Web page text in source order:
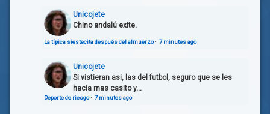
Unicojete
Chino andalú exite.
La típica siestecita después del almuerzo· 7 minutes ago
Unicojete
Si vistieran asi, las del futbol, seguro que se les
hacia mas casito y...
Deporte de riesgo· 7 minutes ago